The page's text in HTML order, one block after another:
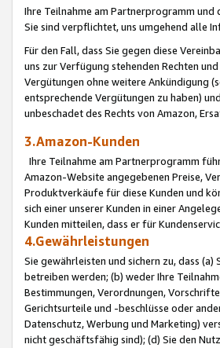
Ihre Teilnahme am Partnerprogramm
Sie sind verpflichtet, uns umgehend alle
Für den Fall, dass Sie gegen diese
uns zur Verfügung stehenden Rechten
Vergütungen ohne weitere Ankündigung
entsprechende Vergütungen zu haben)
unbeschadet des Rechts von Amazon,
3.Amazon-Kunden
Ihre Teilnahme am Partnerprogramm
Amazon-Website angegebenen Preise,
Produktverkäufe für diese Kunden und
sich einer unserer Kunden in einer
Kunden mitteilen, dass er für
4.Gewährleistungen
Sie gewährleisten und sichern zu, dass
betreiben werden; (b) weder Ihre
Bestimmungen, Verordnungen,
Gerichtsurteile und -beschlüsse oder
Datenschutz, Werbung und Marketing)
nicht geschäftsfähig sind); (d) Sie den